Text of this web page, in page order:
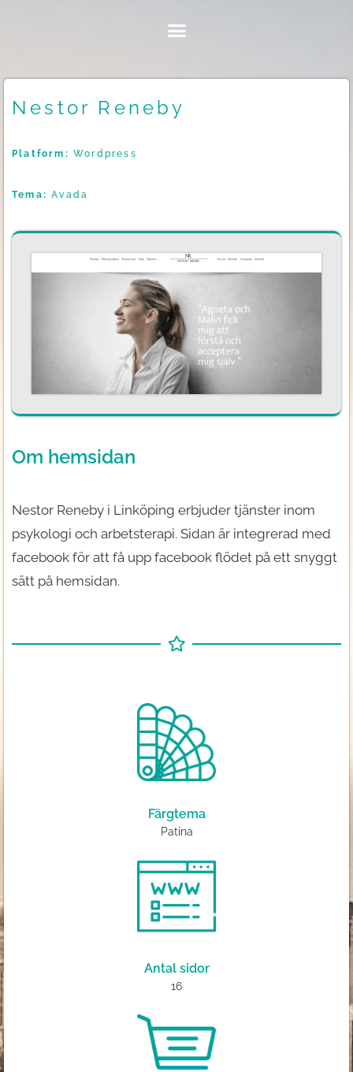
Nestor Reneby
Platform: Wordpress
Tema:Avada
Om hemsidan
Nestor Reneby i Linköping erbjuder tjänster inom
psykologi och arbetsterapi. Sidan är integrerad med
facebook för att få upp facebook flödet på ett snyggt
sätt på hemsidan.
Färgtema
Patina
Antal sidor
16